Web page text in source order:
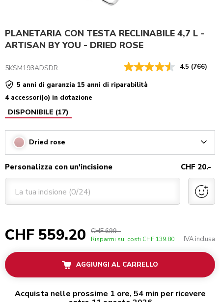
PLANETARIA CON TESTA RECLINABILE 4,7 L -
ARTISAN BY YOU - DRIED ROSE
5KSM193ADSDR 4.5 (766)
5 anni di garanzia 15 anni di riparabilità
4 accessori(o) in dotazione
DISPONIBILE (17)
Dried rose
Personalizza con un'incisione CHF 20.-
La tua incisione (0/24)
CHF 559.20 CHF 699.-
Risparmi sui costi CHF 139.80 IVA inclusa
AGGIUNGI AL CARRELLO
Acquista nelle prossime 1 ore, 54 min per ricevere